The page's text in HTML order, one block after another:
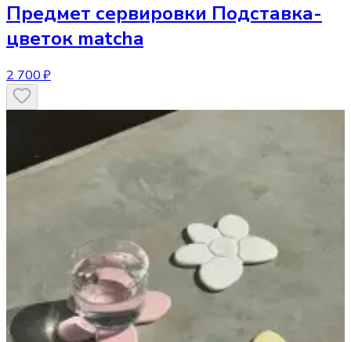
Предмет сервировки Подставка-
цветок matcha
2 700 ₽